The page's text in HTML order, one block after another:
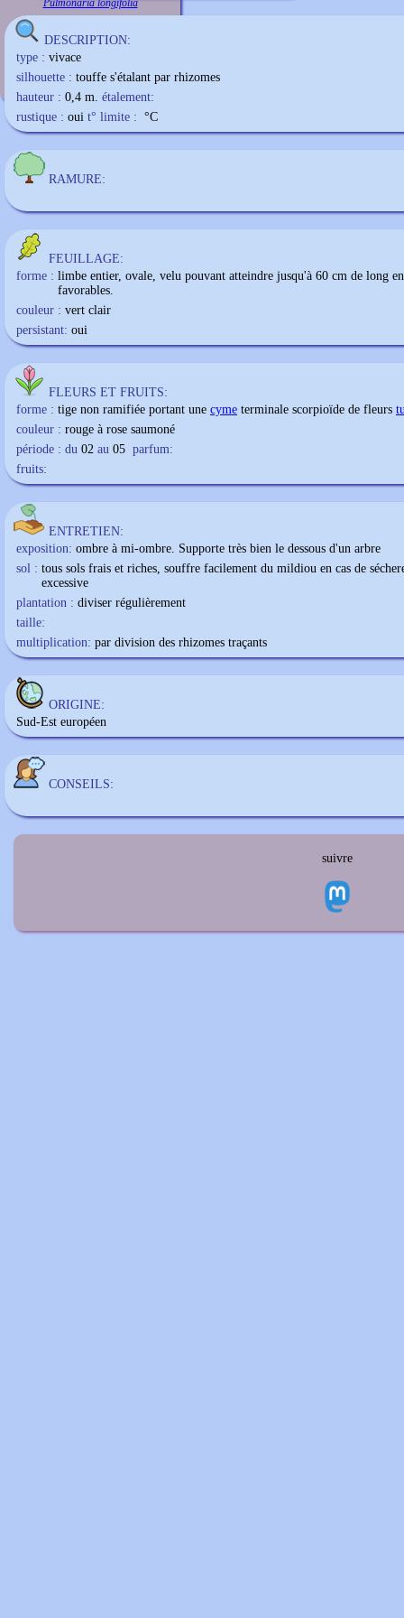
Pulmonaria longifolia
DESCRIPTION:
type : vivace
silhouette : touffe s'étalant par rhizomes
hauteur : 0,4 m. étalement:
rustique : oui t° limite : °C
RAMURE:
FEUILLAGE:
forme : limbe entier, ovale, velu pouvant atteindre jusqu'à 60 cm de long
favorables.
couleur : vert clair
persistant: oui
FLEURS ET FRUITS:
forme : tige non ramifiée portant une cyme terminale scorpioïde de fleurs
couleur : rouge à rose saumoné
période : du 02 au 05 parfum:
fruits:
ENTRETIEN:
exposition: ombre à mi-ombre. Supporte très bien le dessous d'un arbre
sol : tous sols frais et riches, souffre facilement du mildiou en cas de
excessive
plantation : diviser régulièrement
taille:
multiplication: par division des rhizomes traçants
ORIGINE:
Sud-Est européen
CONSEILS:
suivre